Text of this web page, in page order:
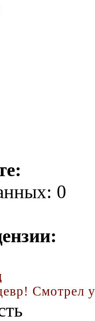
0
Смотрел